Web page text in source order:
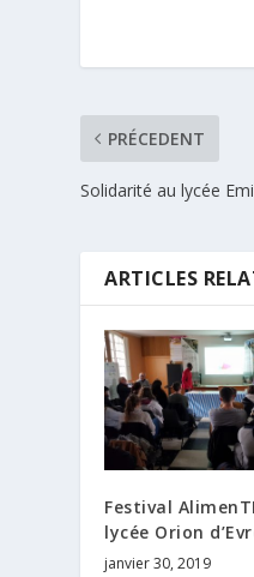
PRÉCEDENT
Solidarité au lycée
ARTICLES
Festival
lycée Orion
janvier 30, 2019